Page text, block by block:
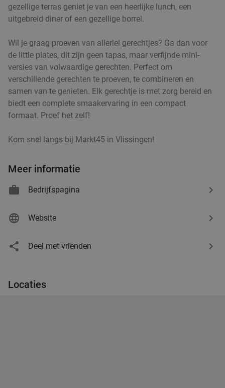
gezellige terras geniet je van een heerlijke lunch, een
uitgebreid diner of een gezellige borrel.
Wil je graag proeven van allerlei gerechtjes? Ga dan voor
de little plates, dit zijn geen tapas, maar verfijnde mini-
versies van volwaardige gerechten. Perfect om
verschillende gerechten te proeven, te combineren en
samen van te genieten. Elk gerechtje is met zorg bereid en
biedt een complete smaakervaring in een compact
formaat. Proef het zelf!
Kom snel langs bij Markt45 in Vlissingen!
Meer informatie
Bedrijfspagina
Website
Deel met vrienden
Locaties